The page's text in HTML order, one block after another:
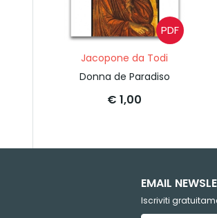
PDF
Jacopone da Todi
Donna de Paradiso
€ 1,00
EMAIL
Iscriviti